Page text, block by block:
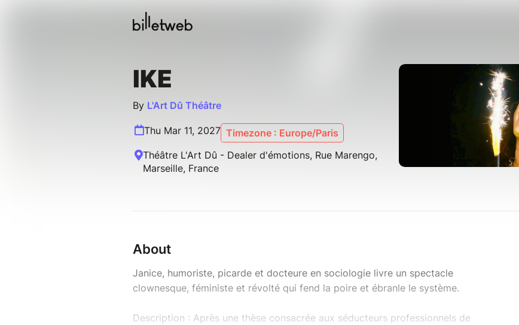
IKE
By L'Art Dû Théâtre
Thu Mar 11, 2027 Timezone : Europe/Paris
Théâtre L'Art Dû - Dealer d'émotions, Rue Marengo,
Marseille, France
About
Janice, humoriste, picarde et docteure en sociologie livre un spectacle
clownesque, féministe et révolté qui fend la poire et ébranle le système.
Description : Après une thèse consacrée aux séducteurs professionnels de